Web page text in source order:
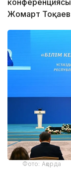
Жомарт Тоқаев
Фото: Ақорда